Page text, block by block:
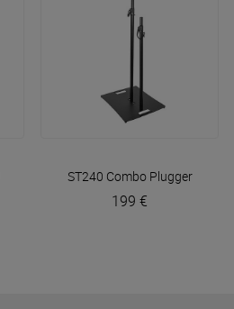
ST240 Combo Plugger
199 €